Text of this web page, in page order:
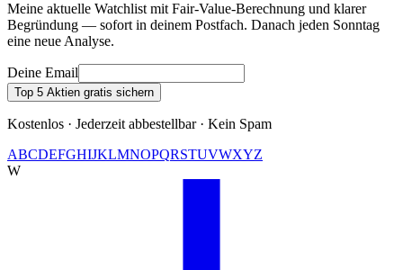
Meine aktuelle Watchlist mit Fair-Value-Berechnung und klarer
Begründung — sofort in deinem Postfach. Danach jeden Sonntag
eine neue Analyse.
Deine Email
Top 5 Aktien gratis sichern
Kostenlos · Jederzeit abbestellbar · Kein Spam
ABCDEFGHIJKLMNOPQRSTUVWXYZ
W